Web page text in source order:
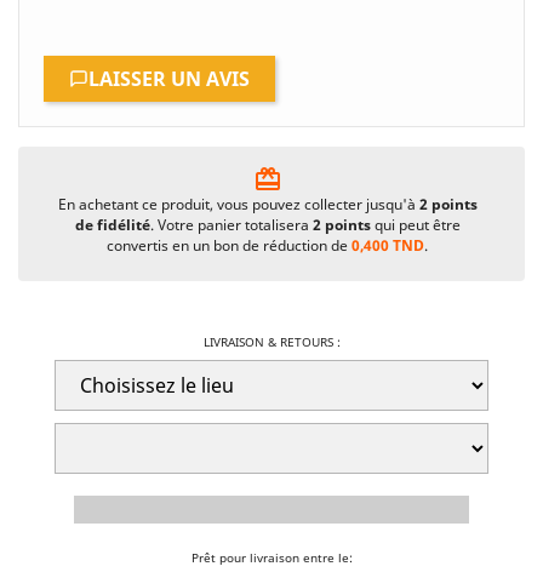
LAISSER UN AVIS
card_giftcard
En achetant ce produit, vous pouvez collecter jusqu'à 2points
de fidélité. Votre panier totalisera 2pointsqui peut être
convertis en un bon de réduction de0,400 TND.
LIVRAISON & RETOURS :
Prêt pour livraison entre le: